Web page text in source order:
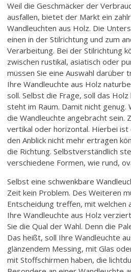
Weil die Geschmäcker der
ausfallen, bietet der Markt ein
Wandleuchten aus Holz. Die
einen in der Stilrichtung und zum
Verarbeitung. Bei der Stilrichtung
zwischen rustikal, asiatisch oder
müssen Sie eine Auswahl darüber
Ihre Wandleuchte aus Holz
soll. Selbst die Frage, soll das
steht im Raum. Damit nicht genug.
die Wandleuchte angebracht sein.
vertikal oder horizontal. Hierbei ist
den Anblick nicht mehr ertragen
die Richtung. Selbstverständlich
verschiedene Formen, wie rund,
Selbst eine schwenkbare
Zeit kein Problem. Des Weiteren
Entscheidung treffen, mit welchen
Ihre Wandleuchte aus Holz
Sie die Qual der Wahl. Denn die
Das heißt, soll Ihre Wandleuchte
glänzendem Messing, mit Glas
mit Stoffschirmen haben, die